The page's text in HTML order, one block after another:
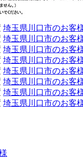
埼玉県川口市のお客
埼玉県川口市のお客
埼玉県川口市のお客
埼玉県川口市のお客
埼玉県川口市のお客
埼玉県川口市のお客
埼玉県川口市のお客
埼玉県川口市のお客